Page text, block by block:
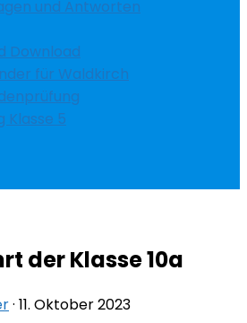
und Antworten
Download
für Waldkirch
Klasse 5
der Klasse 10a
· 11. Oktober 2023